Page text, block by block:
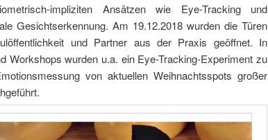
impliziten Ansätzen wie Eye-Tracking und
Gesichtserkennung. Am 19.12.2018 wurden die Türen
und Partner aus der Praxis geöffnet. In
Workshops wurden u.a. ein Eye-Tracking-Experiment zu
von aktuellen Weihnachtsspots großer